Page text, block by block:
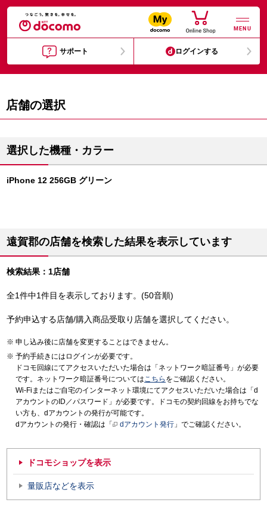
MENU
サポート ログインする
店舗の選択
選択した機種・カラー
iPhone 12 256GB グリーン
遠賀郡の店舗を検索した結果を表示しています
検索結果：1店舗
全1件中1件目を表示しております。(50音順)
予約申込する店舗/購入商品受取り店舗を選択してください。
申し込み後に店舗を変更することはできません。
予約手続きにはログインが必要です。
ドコモ回線にてアクセスいただいた場合は「ネットワーク暗証番号」が必要
です。ネットワーク暗証番号についてはこちら をご確認ください。
Wi-Fiまたはご自宅のインターネット環境にてアクセスいただいた場合は「d
アカウントのID／パスワード」が必要です。ドコモの契約回線をお持ちでな
い方も、dアカウントの発行が可能です。
dアカウントの発行・確認は「
dアカウント発行 」でご確認ください。
ドコモショップを表示
量販店などを表示